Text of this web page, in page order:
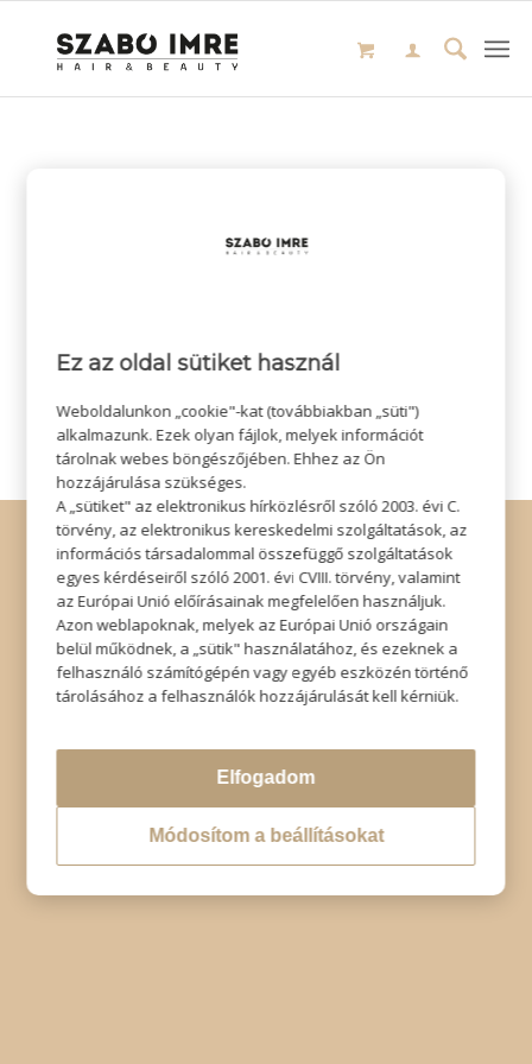
© Copyright - Szabó Imre Hair & Beauty
Impresszum|Adatkezelési tájékoztató|Elállás
Ez az oldal sütiket használ
Weboldalunkon „cookie"-kat (továbbiakban „süti")
alkalmazunk. Ezek olyan fájlok, melyek információt
tárolnak webes böngészőjében. Ehhez az Ön
hozzájárulása szükséges.
A „sütiket" az elektronikus hírközlésről szóló 2003. évi C.
törvény, az elektronikus kereskedelmi szolgáltatások, az
információs társadalommal összefüggő szolgáltatások
egyes kérdéseiről szóló 2001. évi CVIII. törvény, valamint
az Európai Unió előírásainak megfelelően használjuk.
Azon weblapoknak, melyek az Európai Unió országain
belül működnek, a „sütik" használatához, és ezeknek a
felhasználó számítógépén vagy egyéb eszközén történő
tárolásához a felhasználók hozzájárulását kell kérniük.
Elfogadom
Módosítom a beállításokat